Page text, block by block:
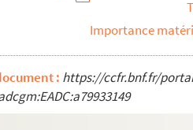
Importance
: https://ccfr.bnf.fr/